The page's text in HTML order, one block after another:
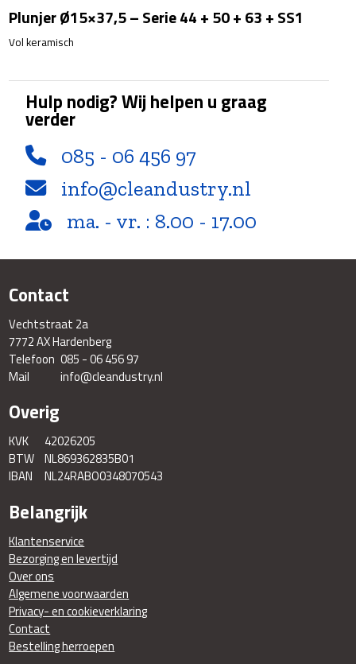
+
Plunjer Ø15×37,5 – Serie 44 + 50 + 63 + SS1
Vol keramisch
Hulp nodig? Wij helpen u graag
verder
085 - 06 456 97
info@cleandustry.nl
ma. - vr. : 8.00 - 17.00
Contact
Vechtstraat 2a
7772 AX Hardenberg
Telefoon 085 - 06 456 97
Mail
info@cleandustry.nl
Overig
KVK
42026205
BTW NL869362835B01
IBAN
NL24RABO0348070543
Belangrijk
Klantenservice
Bezorging en levertijd
Over ons
Algemene voorwaarden
Privacy- en cookieverklaring
Contact
Bestelling herroepen